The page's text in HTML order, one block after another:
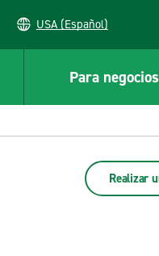
USA (Español)
Para negocios
Realizar